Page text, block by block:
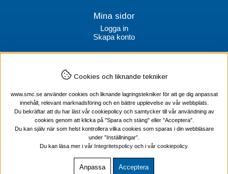
Mina sidor
Logga in
Skapa konto
SMC Stockholms Maskincentral AB
100 64 Stockholm
Tel Verktyg: 08-578 55 230
Tel Värmekabel: 08-578 55 240
Cookies och liknande tekniker
www.smc.se använder cookies och liknande lagringstekniker för att ge dig anpassat
innehåll, relevant marknadsföring och en bättre upplevelse av vår webbplats.
Du bekräftar att du har läst vår cookiepolicy och samtycker till vår användning av
cookies genom att klicka på "Spara och stäng" eller "Acceptera".
Du kan själv när som helst kontrollera vilka cookies som sparas i din webbläsare
under ”Inställningar”.
Du kan läsa mer i vår Integritetspolicyoch i vår cookiepolicy.
Anpassa Acceptera